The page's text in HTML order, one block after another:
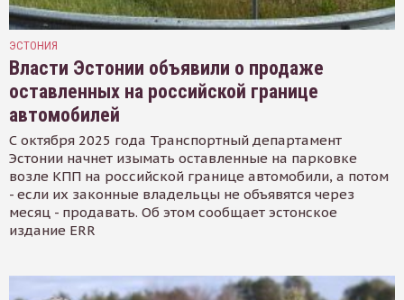
ЭСТОНИЯ
Власти Эстонии объявили о продаже
оставленных на российской границе
автомобилей
С октября 2025 года Транспортный департамент
Эстонии начнет изымать оставленные на парковке
возле КПП на российской границе автомобили, а потом
- если их законные владельцы не объявятся через
месяц - продавать. Об этом сообщает эстонское
издание ERR